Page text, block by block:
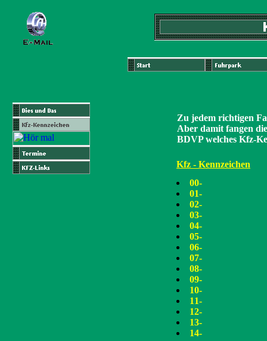
Zu jedem richtigen
Aber damit fangen
BDVP welches Kfz-
Kfz - Kennzeichen
00-
01-
02-
03-
04-
05-
06-
07-
08-
09-
10-
11-
12-
13-
14-